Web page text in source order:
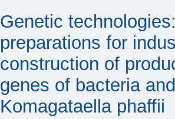
Genetic
preparations for
construction of
genes of bacteria
Komagataella phaffii